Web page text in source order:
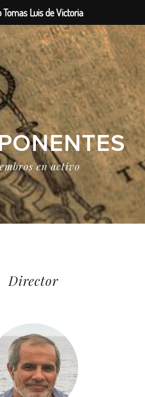
en activo
Director
Tomas Luis de Victoria